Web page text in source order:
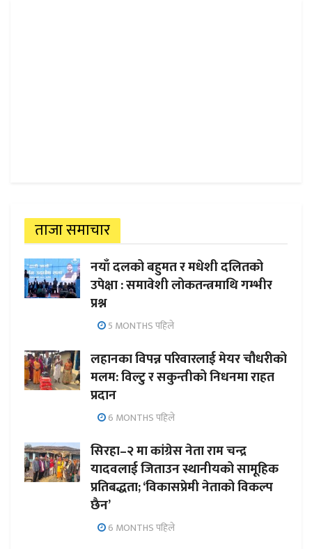
ताजा समाचार
नयाँ दलको बहुमत र मधेशी दलितको
उपेक्षा : समावेशी लोकतन्त्रमाथि गम्भीर
प्रश्न
5 MONTHS पहिले
लहानका विपन्न परिवारलाई मेयर चौधरीको
मलम: विल्टु र सकुन्तीको निधनमा राहत
प्रदान
6 MONTHS पहिले
सिरहा–२ मा कांग्रेस नेता राम चन्द्र
यादवलाई जिताउन स्थानीयको सामूहिक
प्रतिबद्धता; ‘विकासप्रेमी नेताको विकल्प
छैन’
6 MONTHS पहिले